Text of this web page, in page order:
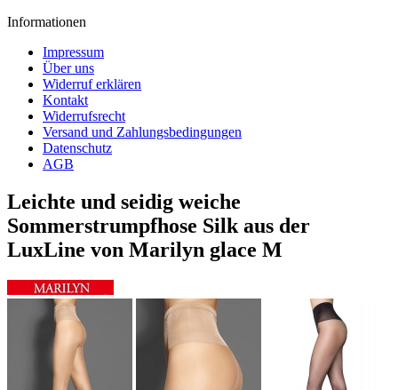
Informationen
Impressum
Über uns
Widerruf erklären
Kontakt
Widerrufsrecht
Versand und Zahlungsbedingungen
Datenschutz
AGB
Leichte und seidig weiche
Sommerstrumpfhose Silk aus der
LuxLine von Marilyn glace M